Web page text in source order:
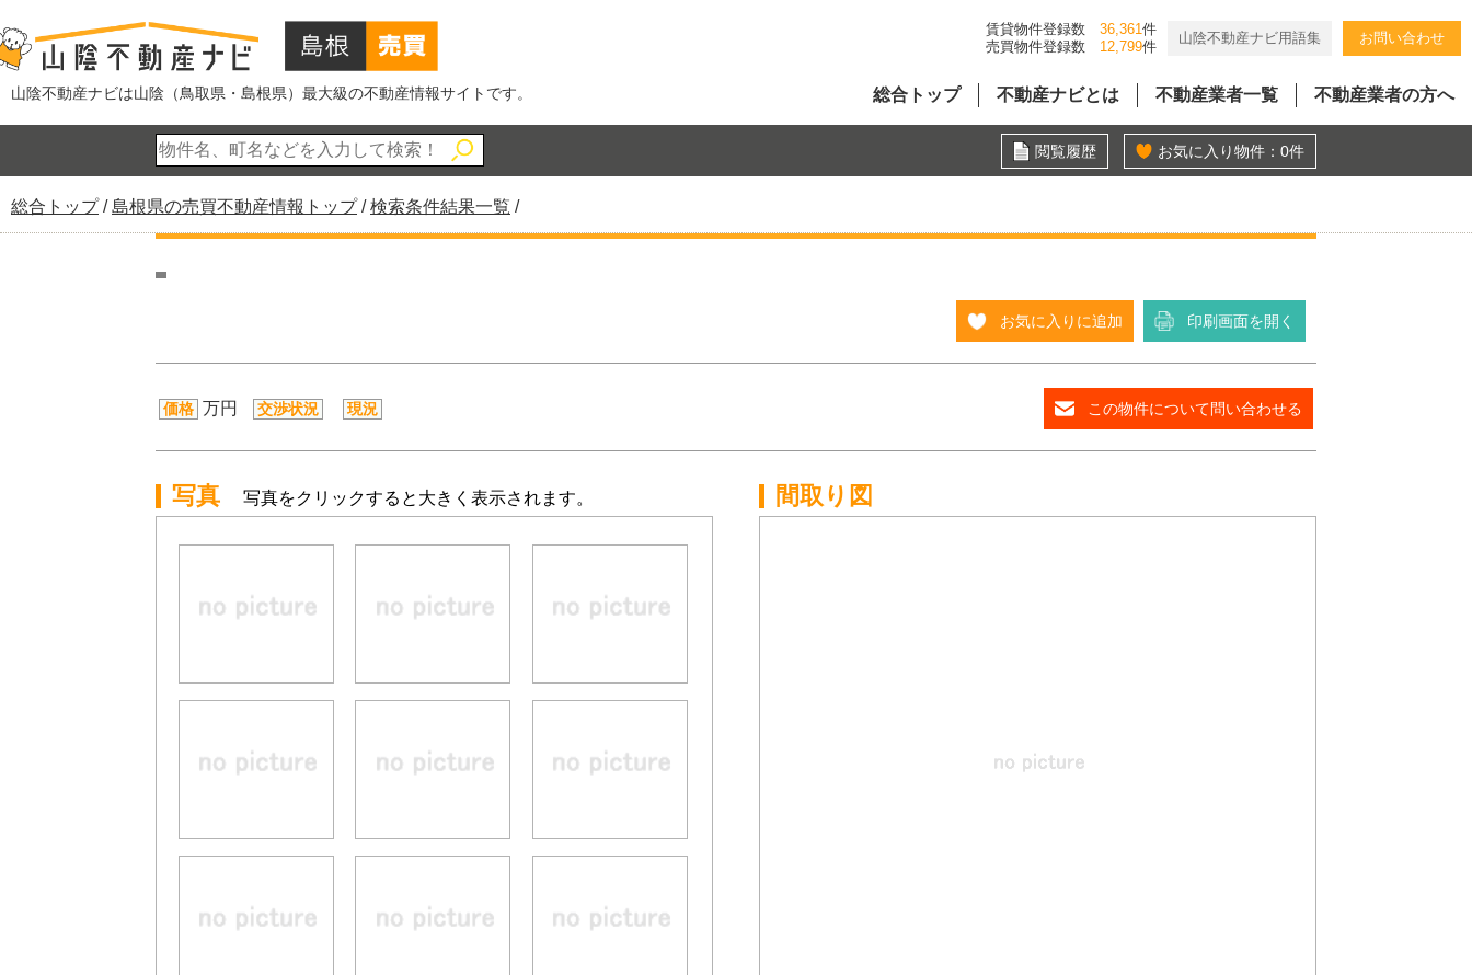
山陰不動産ナビは山陰（鳥取県・島根県）最大級の不動産情報サイトです。
賃貸物件登録数 36,361件
売買物件登録数
12,799件
山陰不動産ナビ用語集 お問い合わせ
総合トップ 不動産ナビとは 不動産業者一覧 不動産業者の方へ
閲覧履歴 お気に入り物件： 0件
現
在
総合トップ/島根県の売買不動産情報トップ/検索条件結果一覧 /
お気に入りに追加 印刷画面を開く
価格 万円 交渉状況 現況 この物件について問い合わせる
写真 写真をクリックすると大きく表示されます。 間取り図